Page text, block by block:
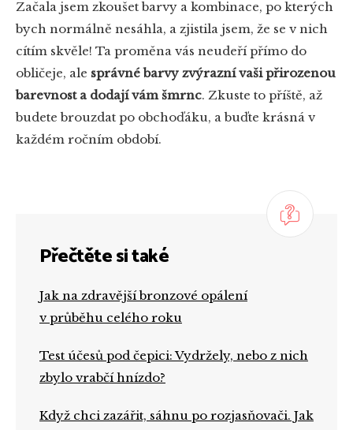
Začala jsem zkoušet barvy a kombinace, po kterých
bych normálně nesáhla, a zjistila jsem, že se v nich
cítím skvěle! Ta proměna vás neudeří přímo do
obličeje, ale správné barvy zvýrazní vaši přirozenou
barevnost a dodají vám šmrnc. Zkuste to příště, až
budete brouzdat po obchoďáku, a buďte krásná v
každém ročním období.
Přečtěte si také
Jak na zdravější bronzové opálení
v průběhu celého roku
Test účesů pod čepici: Vydržely, nebo z nich
zbylo vrabčí hnízdo?
Když chci zazářit, sáhnu po rozjasňovači. Jak